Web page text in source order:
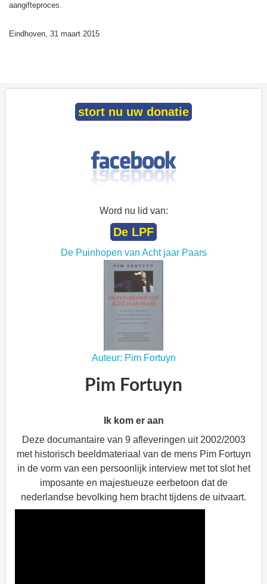
aangifteproces.
Eindhoven, 31 maart 2015
stort nu uw donatie
Word nu lid van:
De LPF
De Puinhopen van Acht jaar Paars
Auteur: Pim Fortuyn
Pim Fortuyn
Ik kom er aan
Deze documantaire van 9 afleveringen uit 2002/2003
met historisch beeldmateriaal van de mens Pim Fortuyn
in de vorm van een persoonlijk interview met tot slot het
imposante en majestueuze eerbetoon dat de
nederlandse bevolking hem bracht tijdens de uitvaart.